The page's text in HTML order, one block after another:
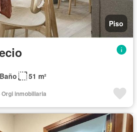
Piso
51 m²
inmobiliaria